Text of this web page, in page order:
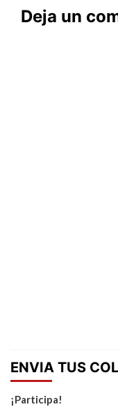
Deja un
ENVIA TUS
¡Participa!